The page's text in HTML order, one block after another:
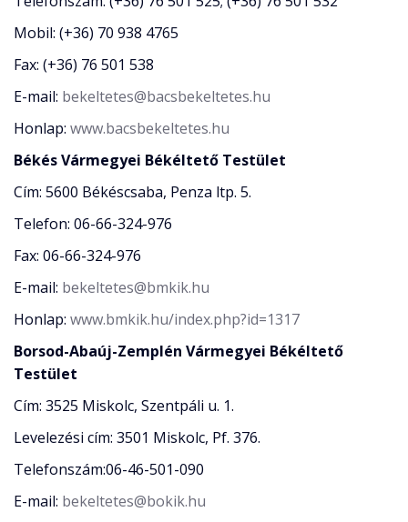
Mobil: (+36) 70 938 4765
Fax: (+36) 76 501 538
E-mail: bekeltetes@bacsbekeltetes.hu
Honlap: www.bacsbekeltetes.hu
Békés Vármegyei Békéltető Testület
Cím: 5600 Békéscsaba, Penza ltp. 5.
Telefon: 06-66-324-976
Fax: 06-66-324-976
E-mail: bekeltetes@bmkik.hu
Honlap: www.bmkik.hu/index.php?id=1317
Borsod-Abaúj-Zemplén Vármegyei Békéltető
Testület
Cím: 3525 Miskolc, Szentpáli u. 1.
Levelezési cím: 3501 Miskolc, Pf. 376.
Telefonszám:06-46-501-090
E-mail: bekeltetes@bokik.hu